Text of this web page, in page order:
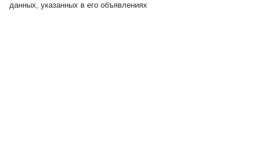
данных, указанных в его объявлениях